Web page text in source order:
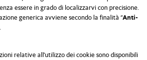
essere in grado di localizzarvi con precisione.
generica avviene secondo la finalità “Anti-
relative all’utilizzo dei cookie sono disponibili